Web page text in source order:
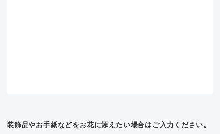
装飾品やお手紙などをお花に添えたい場合はご入力ください。